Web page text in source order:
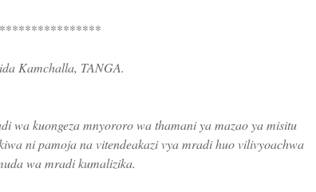
Kamchalla, TANGA.
wa kuongeza mnyororo wa thamani ya mazao ya misitu
ni pamoja na vitendeakazi vya mradi huo vilivyoachwa
wa mradi kumalizika.